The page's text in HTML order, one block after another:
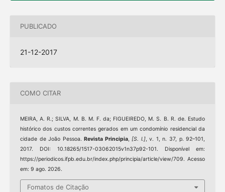
PUBLICADO
21-12-2017
COMO CITAR
MEIRA, A. R.; SILVA, M. B. M. F. da; FIGUEIREDO, M. S. B. R. de. Estudo
histórico dos custos correntes gerados em um condomínio residencial da
cidade de João Pessoa.Revista Principia,[S. l.], v. 1, n. 37, p. 92–101,
2017. DOI: 10.18265/1517-03062015v1n37p92-101. Disponível em:
https://periodicos.ifpb.edu.br/index.php/principia/article/view/709. Acesso
em: 9 ago. 2026.
Fomatos de Citação